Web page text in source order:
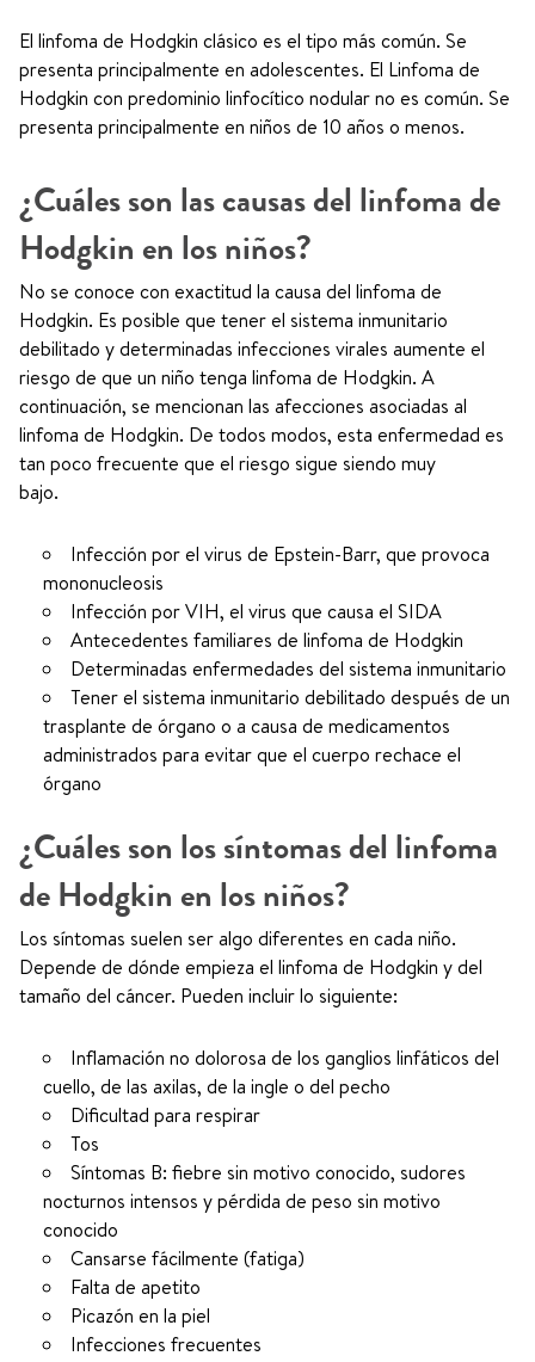
El linfoma de Hodgkin clásico es el tipo más común. Se
presenta principalmente en adolescentes. El Linfoma de
Hodgkin con predominio linfocítico nodular no es común. Se
presenta principalmente en niños de 10 años o menos.
¿Cuáles son las causas del linfoma de
Hodgkin en los niños?
No se conoce con exactitud la causa del linfoma de
Hodgkin. Es posible que tener el sistema inmunitario
debilitado y determinadas infecciones virales aumente el
riesgo de que un niño tenga linfoma de Hodgkin. A
continuación, se mencionan las afecciones asociadas al
linfoma de Hodgkin. De todos modos, esta enfermedad es
tan poco frecuente que el riesgo sigue siendo muy
bajo.
Infección por el virus de Epstein-Barr, que provoca
mononucleosis
Infección por VIH, el virus que causa el SIDA
Antecedentes familiares de linfoma de Hodgkin
Determinadas enfermedades del sistema inmunitario
Tener el sistema inmunitario debilitado después de un
trasplante de órgano o a causa de medicamentos
administrados para evitar que el cuerpo rechace el
órgano
¿Cuáles son los síntomas del linfoma
de Hodgkin en los niños?
Los síntomas suelen ser algo diferentes en cada niño.
Depende de dónde empieza el linfoma de Hodgkin y del
tamaño del cáncer. Pueden incluir lo siguiente:
Inflamación no dolorosa de los ganglios linfáticos del
cuello, de las axilas, de la ingle o del pecho
Dificultad para respirar
Tos
Síntomas B: fiebre sin motivo conocido, sudores
nocturnos intensos y pérdida de peso sin motivo
conocido
Cansarse fácilmente (fatiga)
Falta de apetito
Picazón en la piel
Infecciones frecuentes